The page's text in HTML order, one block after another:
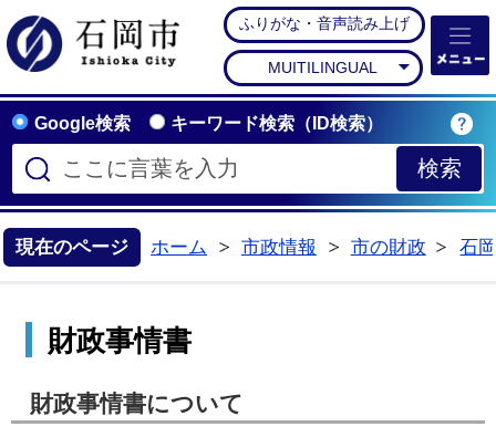
石岡市公式ホームペー
ふりがな・音声読み上げ
MUITILINGUAL
Google検索 キーワード検索（ID検索）
現在のページ ホーム
市政情報
市の財政
石
財政事情書
財政事情書について